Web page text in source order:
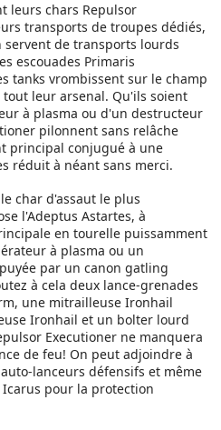
leurs chars Repulsor
transports de troupes dédiés,
servent de transports lourds
escouades Primaris
tanks vrombissent sur le champ
leur arsenal. Qu'ils soient
à plasma ou d'un destructeur
pilonnent sans relâche
principal conjugué à une
réduit à néant sans merci.
char d'assaut le plus
l'Adeptus Astartes, à
en tourelle puissamment
à plasma ou un
par un canon gatling
à cela deux lance-grenades
une mitrailleuse Ironhail
Ironhail et un bolter lourd
Executioner ne manquera
de feu! On peut adjoindre à
lanceurs défensifs et même
pour la protection